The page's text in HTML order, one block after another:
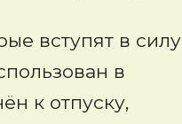
вступят в силу
в
к отпуску,